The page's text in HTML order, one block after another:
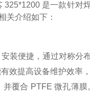
是一款针对
关介绍如下：
装便捷，通过对称分
效提高设备维护效率
并覆合 PTFE 微孔薄